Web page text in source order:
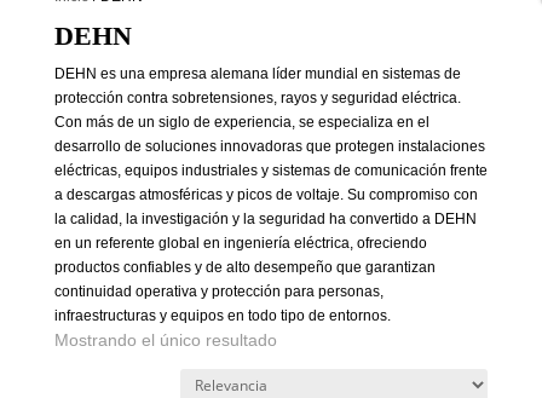
DEHN
DEHN es una empresa alemana líder mundial en sistemas de
protección contra sobretensiones, rayos y seguridad eléctrica.
Con más de un siglo de experiencia, se especializa en el
desarrollo de soluciones innovadoras que protegen instalaciones
eléctricas, equipos industriales y sistemas de comunicación frente
a descargas atmosféricas y picos de voltaje. Su compromiso con
la calidad, la investigación y la seguridad ha convertido a DEHN
en un referente global en ingeniería eléctrica, ofreciendo
productos confiables y de alto desempeño que garantizan
continuidad operativa y protección para personas,
infraestructuras y equipos en todo tipo de entornos.
Mostrando el único resultado